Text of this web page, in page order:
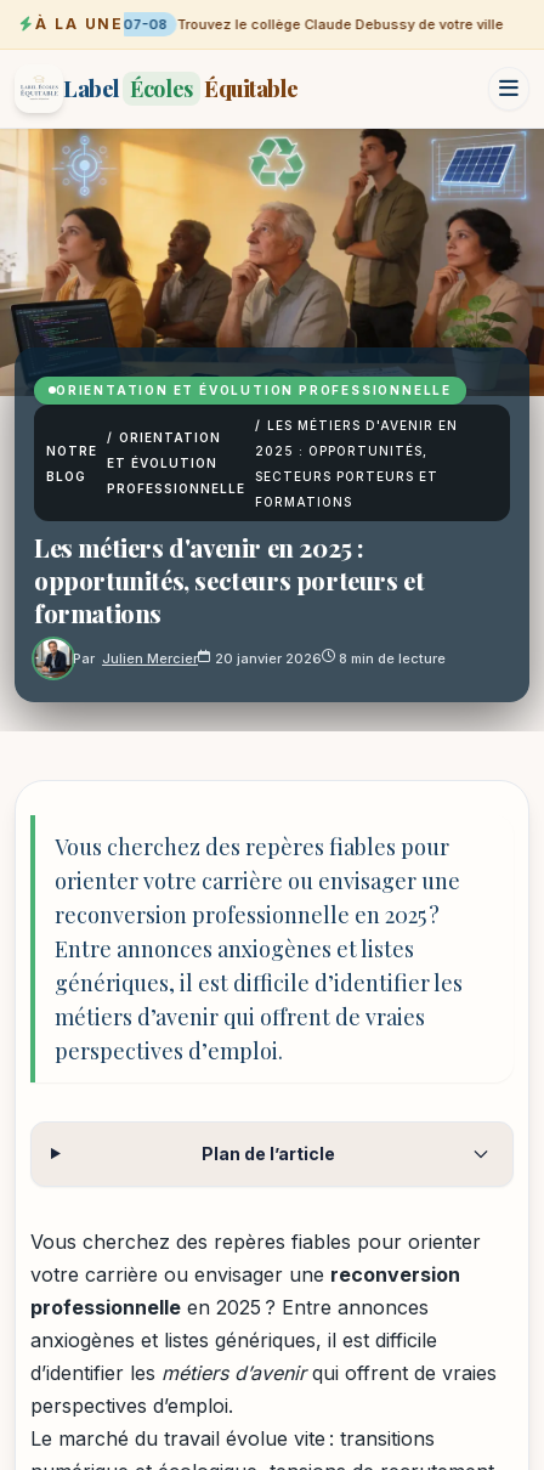
À LA UNE07-08 Trouvez le collège Claude Debussy de votre ville
Label Écoles Équitable
ORIENTATION ET ÉVOLUTION PROFESSIONNELLE
NOTRE
BLOG
/ ORIENTATION
ET ÉVOLUTION
PROFESSIONNELLE
/ LES MÉTIERS D'AVENIR EN
2025 : OPPORTUNITÉS,
SECTEURS PORTEURS ET
FORMATIONS
Les métiers d'avenir en 2025 :
opportunités, secteurs porteurs et
formations
Par Julien Mercier 20 janvier 2026 8 min de lecture
Vous cherchez des repères fiables pour
orienter votre carrière ou envisager une
reconversion professionnelle en 2025 ?
Entre annonces anxiogènes et listes
génériques, il est difficile d’identifier les
métiers d’avenir qui offrent de vraies
perspectives d’emploi.
Plan de l’article
Vous cherchez des repères fiables pour orienter
votre carrière ou envisager une reconversion
professionnelle en 2025 ? Entre annonces
anxiogènes et listes génériques, il est difficile
d’identifier les métiers d’avenirqui offrent de vraies
perspectives d’emploi.
Le marché du travail évolue vite : transitions